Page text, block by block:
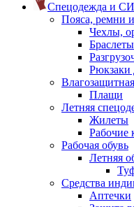
Спецодежда и
Пояса, ремни
Чехлы,
Браслеты
Рюкзаки
Плащи
Летняя
Жилеты
Рабочие
Рабочая обувь
Летняя
Средства
Аптечки